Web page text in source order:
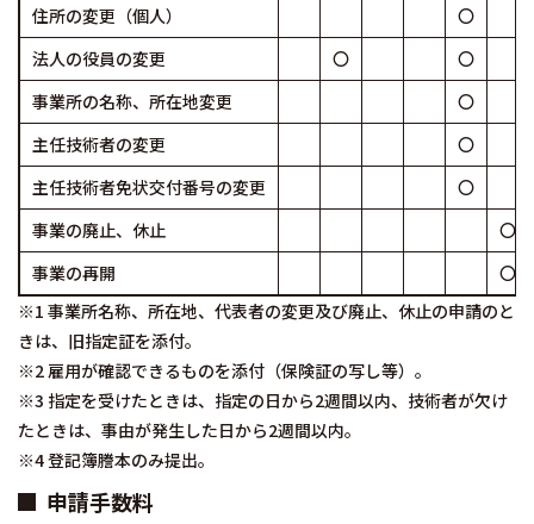
住所の変更（個人）
〇
法人の役員の変更
〇
〇
事業所の名称、所在地変更
〇
主任技術者の変更
〇
主任技術者免状交付番号の変更
〇
事業の廃止、休止
〇
事業の再開
〇
※1 事業所名称、所在地、代表者の変更及び廃止、休止の申請のと
きは、旧指定証を添付。
※2 雇用が確認できるものを添付（保険証の写し等）。
※3 指定を受けたときは、指定の日から2週間以内、技術者が欠け
たときは、事由が発生した日から2週間以内。
※4 登記簿謄本のみ提出。
申請手数料